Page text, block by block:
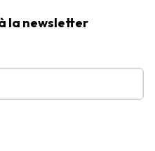
la newsletter